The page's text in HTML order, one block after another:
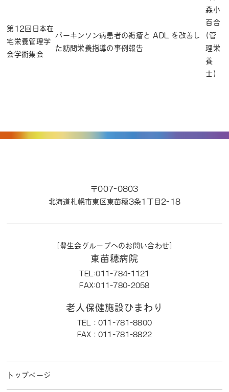
第12回日本在
宅栄養管理学
会学術集会
パーキンソン病患者の褥瘡と ADL を改善し
た訪問栄養指導の事例報告
森小
百合
(管
理栄
養
士)
〒007-0803
北海道札幌市東区東苗穂3条1丁目2-18
［豊生会グループへのお問い合わせ］
東苗穂病院
TEL:011-784-1121
FAX:011-780-2058
老人保健施設ひまわり
TEL：011-781-8800
FAX：011-781-8822
トップページ